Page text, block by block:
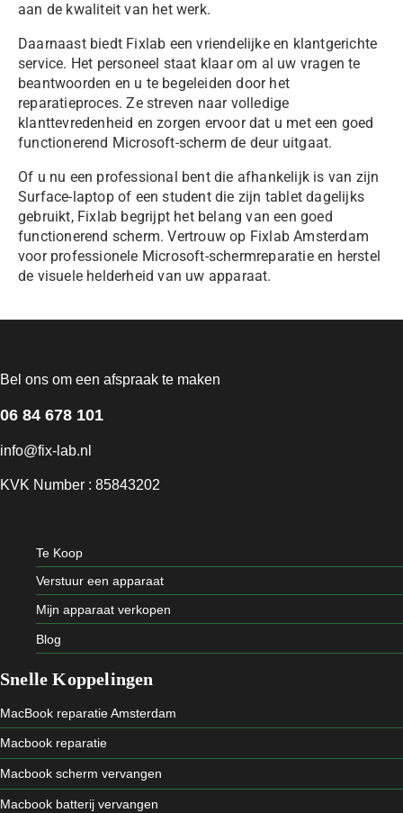
aan de kwaliteit van het werk.
Daarnaast biedt Fixlab een vriendelijke en klantgerichte
service. Het personeel staat klaar om al uw vragen te
beantwoorden en u te begeleiden door het
reparatieproces. Ze streven naar volledige
klanttevredenheid en zorgen ervoor dat u met een goed
functionerend Microsoft-scherm de deur uitgaat.
Of u nu een professional bent die afhankelijk is van zijn
Surface-laptop of een student die zijn tablet dagelijks
gebruikt, Fixlab begrijpt het belang van een goed
functionerend scherm. Vertrouw op Fixlab Amsterdam
voor professionele Microsoft-schermreparatie en herstel
de visuele helderheid van uw apparaat.
Bel ons om een afspraak te maken
06 84 678 101
info@fix-lab.nl
KVK Number : 85843202
Te Koop
Verstuur een apparaat
Mijn apparaat verkopen
Blog
Snelle Koppelingen
MacBook reparatie Amsterdam
Macbook reparatie
Macbook scherm vervangen
Macbook batterij vervangen